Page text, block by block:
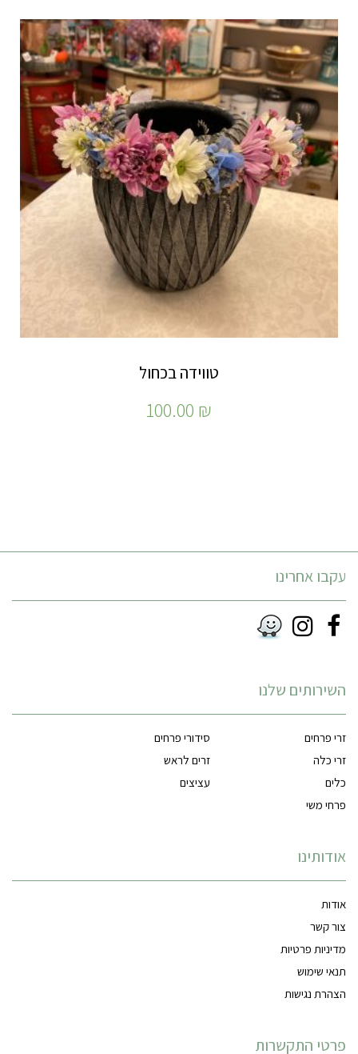
טווידה בכחול
100.00 ₪
עקבו אחרינו
השירותים שלנו
זרי פרחים
סידורי פרחים
זרי כלה
זרים לראש
כלים
עציצים
פרחי משי
אודותינו
אודות
צור קשר
מדיניות פרטיות
תנאי שימוש
הצהרת נגישות
פרטי התקשרות